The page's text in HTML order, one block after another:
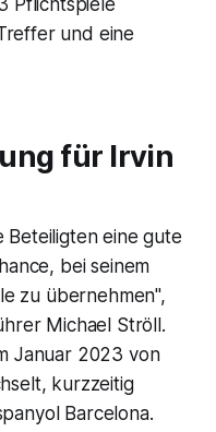
Pflichtspiele
und eine
für Irvin
Beteiligten eine gute
bei seinem
zu übernehmen",
Michael Ströll.
Januar 2023 von
kurzzeitig
Barcelona.